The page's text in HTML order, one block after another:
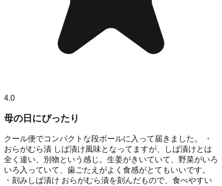
4.0
母の日にぴったり
クール便でコンパクトな段ボールに入って届きました。 ・
おらがむら漬 しば漬け風味となってますが、しば漬けとは
全く違い、別物という感じ。生姜がきいていて、野菜がいろ
いろ入っていて、歯ごたえがよく食感がとてもいいです。
・刻みしば漬け おらがむら漬を刻んだもので、食べやすい